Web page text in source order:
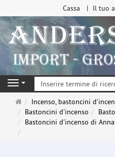
Cassa Il tuo
Navigation
Pagina
principale
Incenso, bastoncini
Bastoncini d'incenso
Bastoncini d'incenso di